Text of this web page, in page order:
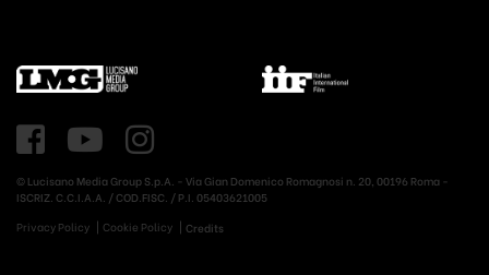
© Lucisano Media Group S.p.A. - Via Gian Domenico Romagnosi n. 20, 00196 Roma -
ISCRIZ. C.C.I.A.A. / COD.FISC. / P.I. 05403621005
Privacy Policy
Cookie Policy Credits